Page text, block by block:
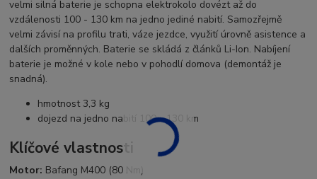
velmi silná baterie je schopna elektrokolo dovézt až do
vzdálenosti 100 - 130 km na jedno jediné nabití. Samozřejmě
velmi závisí na profilu trati, váze jezdce, využití úrovně asistence a
dalších proměnných. Baterie se skládá z článků Li-Ion. Nabíjení
baterie je možné v kole nebo v pohodlí domova (demontáž je
snadná).
hmotnost 3,3 kg
dojezd na jedno nabití 100 - 130 km
Klíčové vlastnosti
Motor: Bafang M400 (80 Nm)